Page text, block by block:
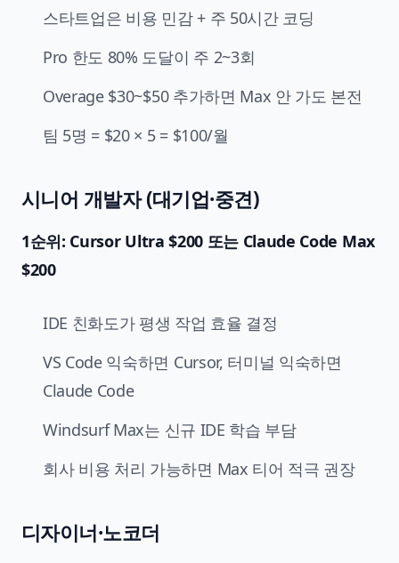
스타트업은 비용 민감 + 주 50시간 코딩
Pro 한도 80% 도달이 주 2~3회
Overage $30~$50 추가하면 Max 안 가도 본전
팀 5명 = $20 × 5 = $100/월
시니어 개발자 (대기업·중견)
1순위: Cursor Ultra $200 또는 Claude Code Max
$200
IDE 친화도가 평생 작업 효율 결정
VS Code 익숙하면 Cursor, 터미널 익숙하면
Claude Code
Windsurf Max는 신규 IDE 학습 부담
회사 비용 처리 가능하면 Max 티어 적극 권장
디자이너·노코더